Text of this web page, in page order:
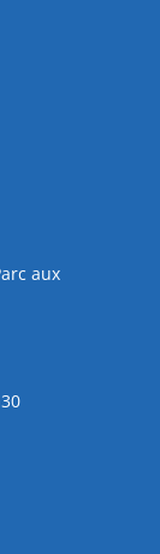
aux